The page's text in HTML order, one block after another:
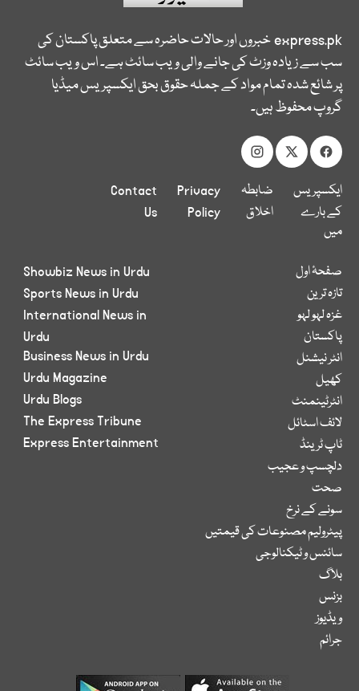
express.pkخبروں اور حالات حاضرہ سے متعلق پاکستان کی
سب سے زیادہ وزٹ کی جانے والی ویب سائٹ ہے۔ اس ویب سائٹ
پر شائع شدہ تمام مواد کے جملہ حقوق بحق ایکسپریس میڈیا
گروپ محفوظ ہیں۔
ایکسپریس
کے بارے
میں
ضابطہ
اخلاق
Privacy
Policy
Contact
Us
صفحۂ اول
تازہ ترین
غزہ لہو لہو
پاکستان
انٹر نیشنل
کھیل
انٹرٹینمنٹ
لائف اسٹائل
ٹاپ ٹرینڈ
دلچسپ و عجیب
صحت
سونے کے نرخ
پیٹرولیم مصنوعات کی قیمتیں
سائنس و ٹیکنالوجی
بلاگ
بزنس
ویڈیوز
جرائم
Showbiz News in Urdu
Sports News in Urdu
International News in
Urdu
Business News in Urdu
Urdu Magazine
Urdu Blogs
The Express Tribune
Express Entertainment